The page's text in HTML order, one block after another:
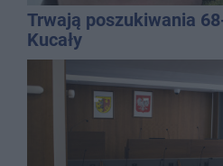
Trwają poszukiwania
Kucały